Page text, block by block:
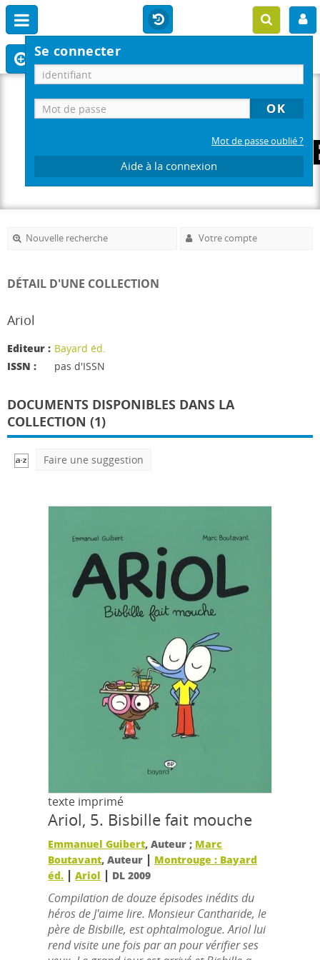
Se connecter
Mot de passe oublié ?
Aide à la connexion
Nouvelle recherche Votre compte
DÉTAIL D'UNE COLLECTION
Ariol
Editeur : Bayard éd.
ISSN :
pas d'ISSN
DOCUMENTS DISPONIBLES DANS LA
COLLECTION (1)
Faire une suggestion
texte imprimé
Ariol, 5. Bisbille fait mouche
Emmanuel Guibert, Auteur ; Marc
Boutavant, Auteur | Montrouge : Bayard
éd. |Ariol | DL 2009
Compilation de douze épisodes inédits du
héros de J'aime lire. Monsieur Cantharide, le
père de Bisbille, est ophtalmologue. Ariol lui
rend visite une fois par an pour vérifier ses